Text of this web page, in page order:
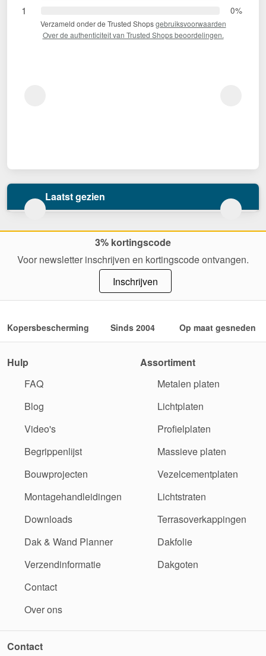
1 0%
Verzameld onder de Trusted Shopsgebruiksvoorwaarden
Over de authenticiteit van Trusted Shops beoordelingen.
Laatst gezien
3% kortingscode
Voor newsletter inschrijven en kortingscode ontvangen.
Inschrijven
Kopersbescherming Sinds 2004 Op maat gesneden
Hulp
FAQ
Blog
Video's
Begrippenlijst
Bouwprojecten
Montagehandleidingen
Downloads
Dak & Wand Planner
Verzendinformatie
Contact
Over ons
Assortiment
Metalen platen
Lichtplaten
Profielplaten
Massieve platen
Vezelcementplaten
Lichtstraten
Terrasoverkappingen
Dakfolie
Dakgoten
Contact